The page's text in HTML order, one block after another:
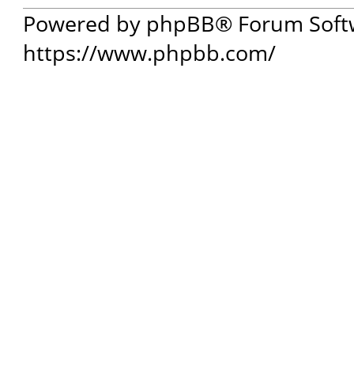
Powered by phpBB® Forum
https://www.phpbb.com/